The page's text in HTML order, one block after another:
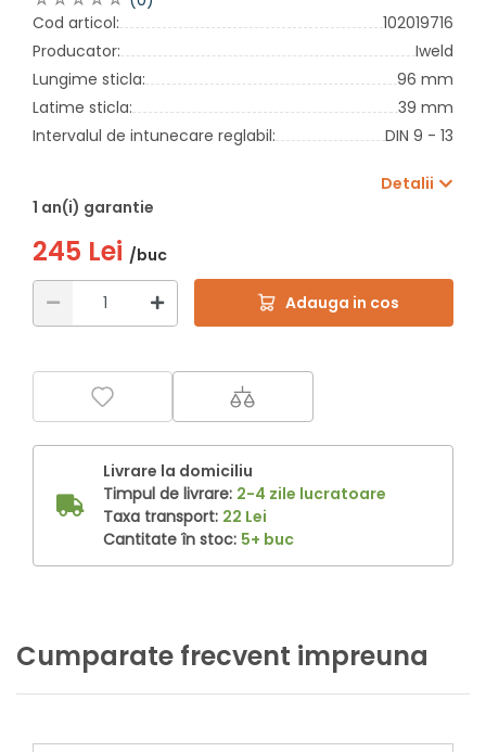
Cod articol:
102019716
Producator:
Iweld
Lungime sticla:
96 mm
Latime sticla:
39 mm
Intervalul de intunecare reglabil:
DIN 9 - 13
Detalii
1 an(i) garantie
245 Lei /buc
Adauga in cos
Livrare la domiciliu
Timpul de livrare: 2-4 zile lucratoare
Taxa transport: 22 Lei
Cantitate în stoc: 5+ buc
Cumparate frecvent impreuna